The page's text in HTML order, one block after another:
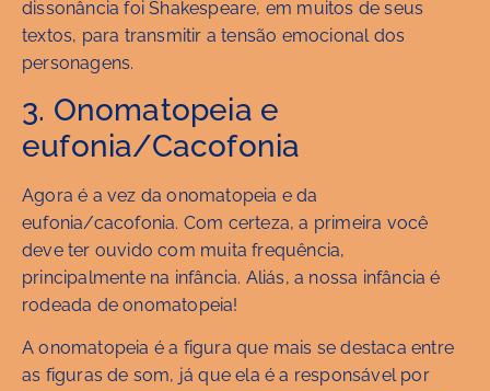
dissonância foi Shakespeare, em muitos de seus
textos, para transmitir a tensão emocional dos
personagens.
3. Onomatopeia e
eufonia/Cacofonia
Agora é a vez da onomatopeia e da
eufonia/cacofonia. Com certeza, a primeira você
deve ter ouvido com muita frequência,
principalmente na infância. Aliás, a nossa infância é
rodeada de onomatopeia!
A onomatopeia é a figura que mais se destaca entre
as figuras de som, já que ela é a responsável por